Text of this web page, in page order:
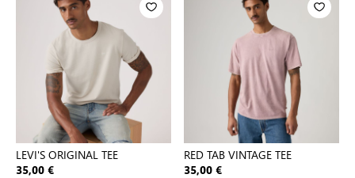
LEVI'S ORIGINAL TEE
35,00 €
RED TAB VINTAGE TEE
35,00 €